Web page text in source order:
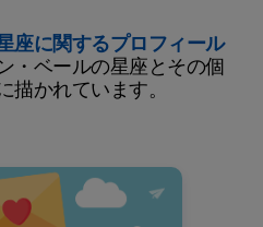
座に関するプロフィール
・ベールの星座とその個
描かれています。